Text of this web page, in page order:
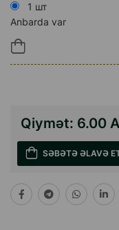
1 шт
Anbarda var
Qiymət: 6.00
SƏBƏTƏ ƏLAVƏ